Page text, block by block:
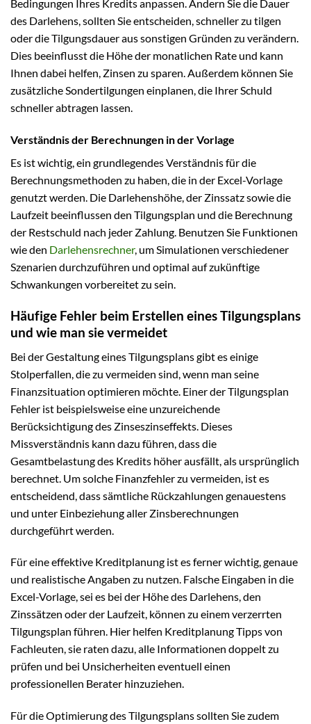
Bedingungen Ihres Kredits anpassen. Ändern Sie die Dauer
des Darlehens, sollten Sie entscheiden, schneller zu tilgen
oder die Tilgungsdauer aus sonstigen Gründen zu verändern.
Dies beeinflusst die Höhe der monatlichen Rate und kann
Ihnen dabei helfen, Zinsen zu sparen. Außerdem können Sie
zusätzliche Sondertilgungen einplanen, die Ihrer Schuld
schneller abtragen lassen.
Verständnis der Berechnungen in der Vorlage
Es ist wichtig, ein grundlegendes Verständnis für die
Berechnungsmethoden zu haben, die in der Excel-Vorlage
genutzt werden. Die Darlehenshöhe, der Zinssatz sowie die
Laufzeit beeinflussen den Tilgungsplan und die Berechnung
der Restschuld nach jeder Zahlung. Benutzen Sie Funktionen
wie den Darlehensrechner, um Simulationen verschiedener
Szenarien durchzuführen und optimal auf zukünftige
Schwankungen vorbereitet zu sein.
Häufige Fehler beim Erstellen eines Tilgungsplans
und wie man sie vermeidet
Bei der Gestaltung eines Tilgungsplans gibt es einige
Stolperfallen, die zu vermeiden sind, wenn man seine
Finanzsituation optimieren möchte. Einer der Tilgungsplan
Fehler ist beispielsweise eine unzureichende
Berücksichtigung des Zinseszinseffekts. Dieses
Missverständnis kann dazu führen, dass die
Gesamtbelastung des Kredits höher ausfällt, als ursprünglich
berechnet. Um solche Finanzfehler zu vermeiden, ist es
entscheidend, dass sämtliche Rückzahlungen genauestens
und unter Einbeziehung aller Zinsberechnungen
durchgeführt werden.
Für eine effektive Kreditplanung ist es ferner wichtig, genaue
und realistische Angaben zu nutzen. Falsche Eingaben in die
Excel-Vorlage, sei es bei der Höhe des Darlehens, den
Zinssätzen oder der Laufzeit, können zu einem verzerrten
Tilgungsplan führen. Hier helfen Kreditplanung Tipps von
Fachleuten, sie raten dazu, alle Informationen doppelt zu
prüfen und bei Unsicherheiten eventuell einen
professionellen Berater hinzuziehen.
Für die Optimierung des Tilgungsplans sollten Sie zudem